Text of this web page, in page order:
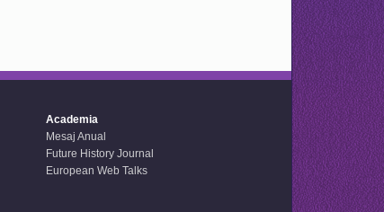
Academia
Mesaj Anual
Future History Journal
European Web Talks